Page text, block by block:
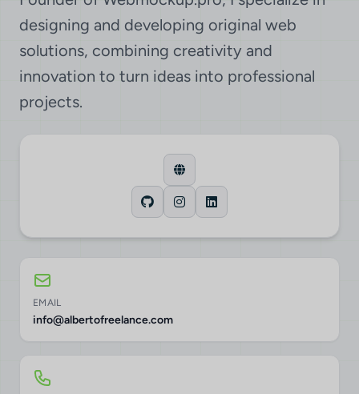
designing and developing original web
solutions, combining creativity and
innovation to turn ideas into professional
projects.
EMAIL
info@albertofreelance.com